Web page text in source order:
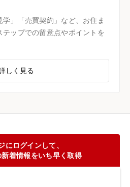
学」「売買契約」など、お住ま
ップでの留意点やポイントを
しく見る
にログインして、
着情報をいち早く取得